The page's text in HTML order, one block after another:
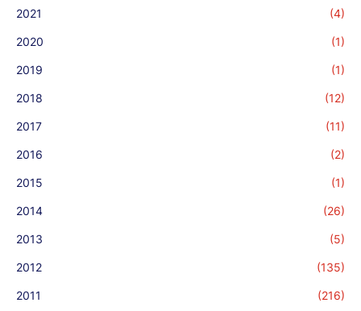
2021 (4)
2020 (1)
2019 (1)
2018 (12)
2017 (11)
2016 (2)
2015 (1)
2014 (26)
2013 (5)
2012 (135)
2011 (216)